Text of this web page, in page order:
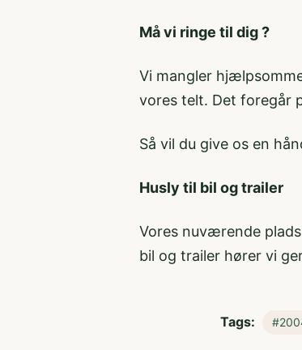
Må vi ringe til dig ?
Vi mangler
vores telt. Det foregår
Så vil du give os en
Husly til bil og trailer
Vores nuværende
bil og trailer hører vi
Tags: